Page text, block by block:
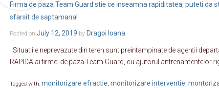
Firma de paza Team Guard stie ce inseamna rapiditatea, puteti da
sfarsit de saptamana!
Posted on July 12, 2019 by Dragoi Ioana
Situatiile neprevazute din teren sunt preintampinate de agentii
RAPIDA ai firmei de paza Team Guard, cu ajutorul antrenamentelor
Tagged with: monitorizare efractie, monitorizare interventie,